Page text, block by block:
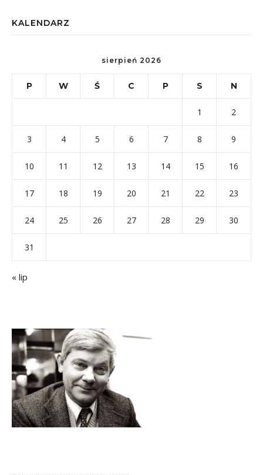
KALENDARZ
sierpień 2026
P W Ś C P S N
1 2
3 4 5 6 7 8 9
10 11 12 13 14 15 16
17 18 19 20 21 22 23
24 25 26 27 28 29 30
31
« lip